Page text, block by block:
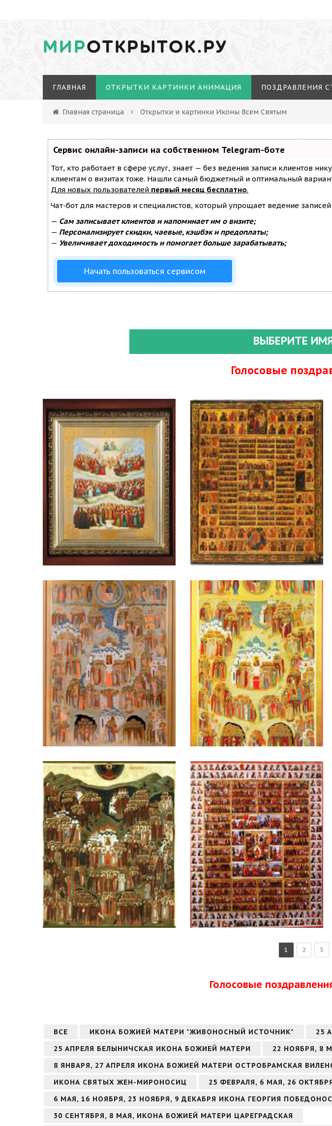
МИРОТКРЫТОК.РУ
ГЛАВНАЯ ОТКРЫТКИ КАРТИНКИ АНИМАЦИЯ ПОЗДРАВЛЕНИЯ
Главная страница Открытки и картинки Иконы Всем Святым
Сервис онлайн-записи на собственном Telegram-боте
Тот, кто работает в сфере услуг, знает — без ведения записи клиентов
клиентам о визитах тоже. Нашли самый бюджетный и оптимальный
Для новых пользователей первый месяц бесплатно.
Чат-бот для мастеров и специалистов, который упрощает ведение записей:
— Сам записывает клиентов и напоминает им о визите;
— Персонализирует скидки, чаевые, кэшбэк и предоплаты;
— Увеличивает доходимость и помогает больше зарабатывать;
Начать пользоваться сервисом
ВЫБЕРИТЕ
Голосовые
1 2 3
Голосовые
ВСЕ ИКОНА БОЖИЕЙ МАТЕРИ "ЖИВОНОСНЫЙ ИСТОЧНИК"
25
25 АПРЕЛЯ БЕЛЫНИЧСКАЯ ИКОНА БОЖИЕЙ МАТЕРИ
22 НОЯБРЯ, 8
8 ЯНВАРЯ, 27 АПРЕЛЯ ИКОНА БОЖИЕЙ МАТЕРИ ОСТРОБРАМСКАЯ
ИКОНА СВЯТЫХ ЖЕН-МИРОНОСИЦ
25 ФЕВРАЛЯ, 6 МАЯ, 26
6 МАЯ, 16 НОЯБРЯ, 23 НОЯБРЯ, 9 ДЕКАБРЯ ИКОНА ГЕОРГИЯ
30 СЕНТЯБРЯ, 8 МАЯ, ИКОНА БОЖИЕЙ МАТЕРИ ЦАРЕГРАДСКАЯ